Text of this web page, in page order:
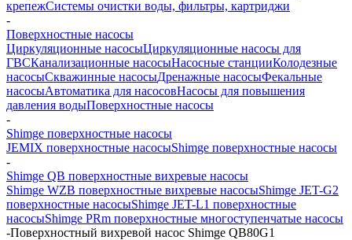
крепежСистемы очистки воды, фильтры, картриджи
-
Поверхностные насосы
Циркуляционные насосыЦиркуляционные насосы для
ГВСКанализационные насосыНасосные станцииКолодезные
насосыСкважинные насосыДренажные насосыФекальные
насосыАвтоматика для насосовНасосы для повышения
давления водыПоверхностные насосы
-
Shimge поверхностные насосы
JEMIX поверхностные насосыShimge поверхностные насосы
-
Shimge QB поверхностные вихревые насосы
Shimge WZB поверхностные вихревые насосыShimge JET-G2
поверхностные насосыShimge JET-L1 поверхностные
насосыShimge PRm поверхностные многоступенчатые насосы
-Поверхностный вихревой насос Shimge QB80G1